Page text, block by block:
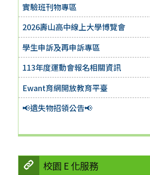
實驗班刊物專區
2026壽山高中線上大學博覽會
學生申訴及再申訴專區
113年度運動會報名相關資訊
Ewant育網開放教育平臺
📢遺失物招領公告📢
校園 E 化服務